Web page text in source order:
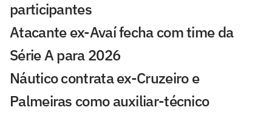
participantes
Atacante ex-Avaí fecha com time da
Série A para 2026
Náutico contrata ex-Cruzeiro e
Palmeiras como auxiliar-técnico